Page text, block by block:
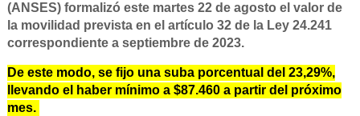
(ANSES) formalizó este martes 22 de agosto el valor de
la movilidad prevista en el artículo 32 de la Ley 24.241
correspondiente a septiembre de 2023.
De este modo, se fijo una suba porcentual del 23,29%,
llevando el haber mínimo a $87.460 a partir del próximo
mes.